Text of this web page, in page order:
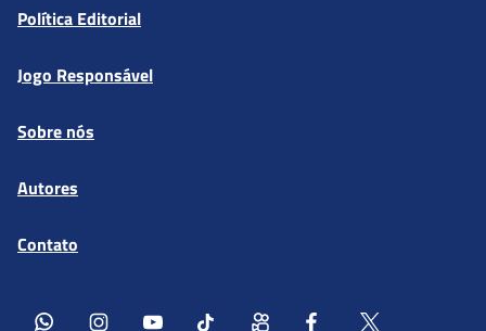
Política Editorial
Jogo Responsável
Sobre nós
Autores
Contato